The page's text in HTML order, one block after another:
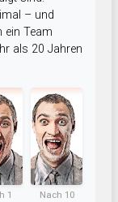
– und
Team
als 20 Jahren
1
Nach 10